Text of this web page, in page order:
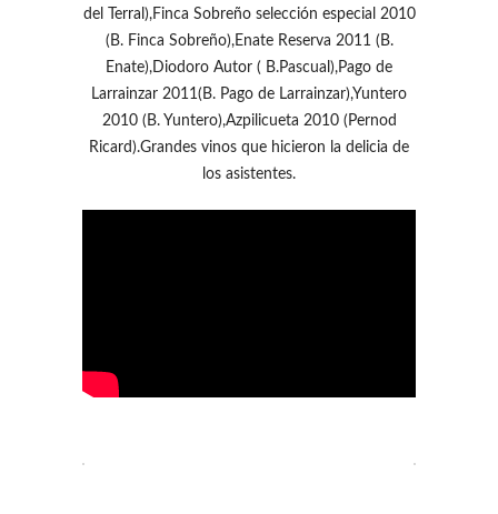
del Terral),Finca Sobreño selección especial 2010
(B. Finca Sobreño),Enate Reserva 2011 (B.
Enate),Diodoro Autor ( B.Pascual),Pago de
Larrainzar 2011(B. Pago de Larrainzar),Yuntero
2010 (B. Yuntero),Azpilicueta 2010 (Pernod
Ricard).Grandes vinos que hicieron la delicia de
los asistentes.